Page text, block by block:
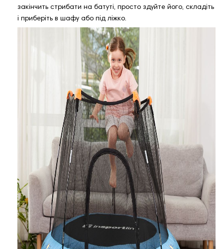
закінчить стрибати на батуті, просто здуйте його, складіть
і приберіть в шафу або під ліжко.